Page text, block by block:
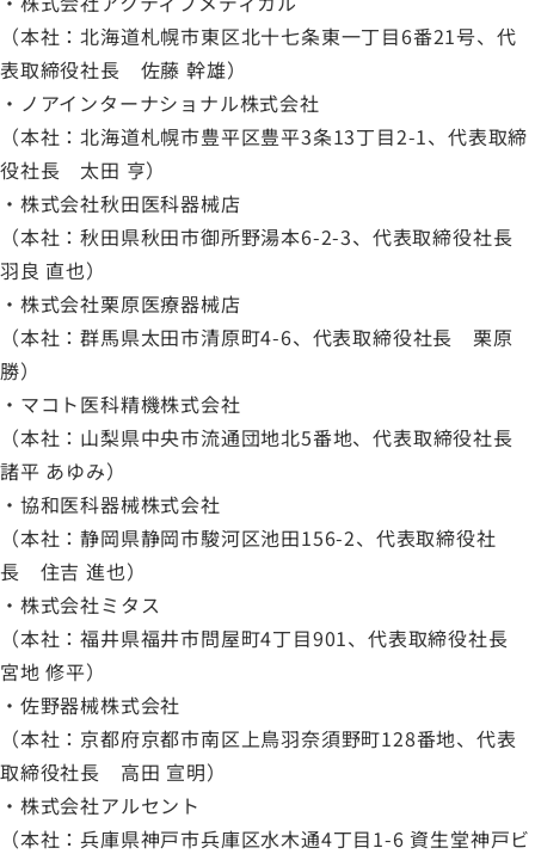
（本社：北海道札幌市東区北十七条東一丁目6番21号、代
表取締役社長 佐藤 幹雄）
・ノアインターナショナル株式会社
（本社：北海道札幌市豊平区豊平3条13丁目2-1、代表取締
役社長 太田 亨）
・株式会社秋田医科器械店
（本社：秋田県秋田市御所野湯本6-2-3、代表取締役社長
羽良 直也）
・株式会社栗原医療器械店
（本社：群馬県太田市清原町4-6、代表取締役社長 栗原
勝）
・マコト医科精機株式会社
（本社：山梨県中央市流通団地北5番地、代表取締役社長
諸平 あゆみ）
・協和医科器械株式会社
（本社：静岡県静岡市駿河区池田156-2、代表取締役社
長 住吉 進也）
・株式会社ミタス
（本社：福井県福井市問屋町4丁目901、代表取締役社長
宮地 修平）
・佐野器械株式会社
（本社：京都府京都市南区上鳥羽奈須野町128番地、代表
取締役社長 高田 宣明）
・株式会社アルセント
（本社：兵庫県神戸市兵庫区水木通4丁目1-6 資生堂神戸ビ